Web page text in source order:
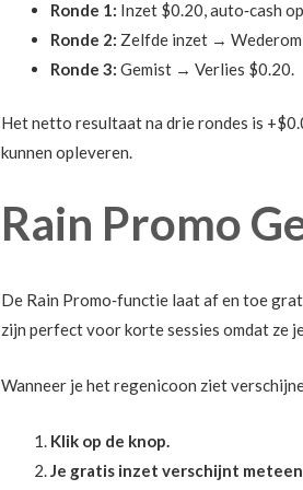
Ronde 1: Inzet $0.20, auto‑cash
Ronde 2: Zelfde inzet →
Ronde 3: Gemist → Verlies $0.20.
Het netto resultaat na drie rondes is
kunnen opleveren.
Rain Promo
De Rain Promo‑functie laat af en toe
zijn perfect voor korte sessies omdat ze
Wanneer je het regenicoon ziet
Klik op de knop.
Je gratis inzet verschijnt